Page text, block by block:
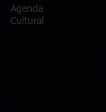
Agenda
Cultural